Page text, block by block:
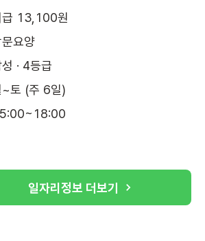
급 13,100원
문요양
· 4등급
~토 (주 6일)
일자리정보 더보기